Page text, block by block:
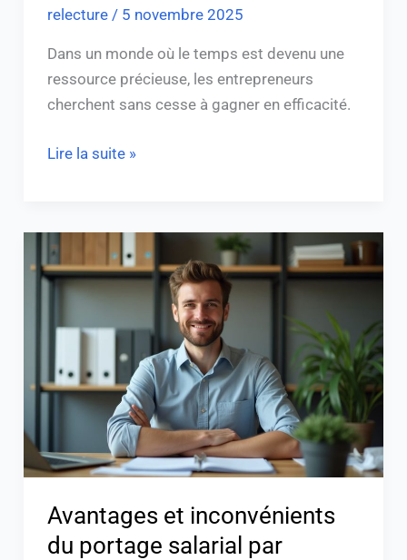
relecture / 5 novembre 2025
Dans un monde où le temps est devenu une
ressource précieuse, les entrepreneurs
cherchent sans cesse à gagner en efficacité.
Lire la suite »
Avantages et inconvénients
du portage salarial par
Avantages
et
inconvénients
salarial
par
statut
entrepreneur